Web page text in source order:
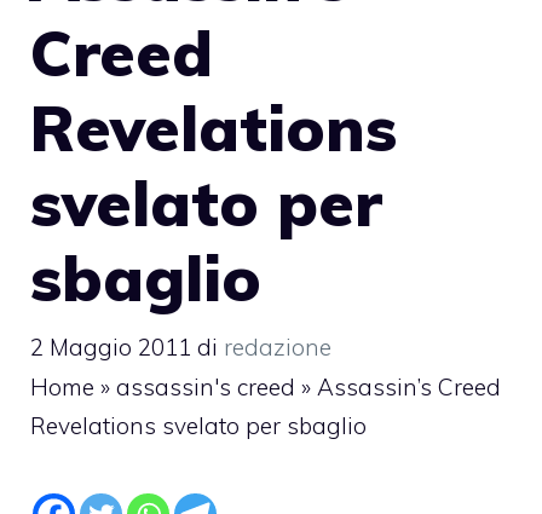
Creed
Revelations
svelato per
sbaglio
2 Maggio 2011 di redazione
Home » assassin's creed » Assassin’s Creed
Revelations svelato per sbaglio